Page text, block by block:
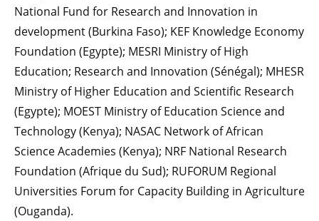
National Fund for Research and Innovation in
development (Burkina Faso); KEF Knowledge Economy
Foundation (Egypte); MESRI Ministry of High
Education; Research and Innovation (Sénégal); MHESR
Ministry of Higher Education and Scientific Research
(Egypte); MOEST Ministry of Education Science and
Technology (Kenya); NASAC Network of African
Science Academies (Kenya); NRF National Research
Foundation (Afrique du Sud); RUFORUM Regional
Universities Forum for Capacity Building in Agriculture
(Ouganda).